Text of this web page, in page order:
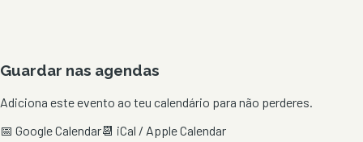
Guardar nas agendas
Adiciona este evento ao teu calendário para não perderes.
📅 Google Calendar📆 iCal / Apple Calendar